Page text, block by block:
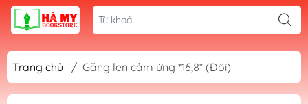
Trang chủ / Găng len cảm ứng *16,8* (Đôi)